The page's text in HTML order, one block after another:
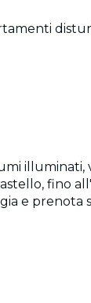
illuminati,
fino
e